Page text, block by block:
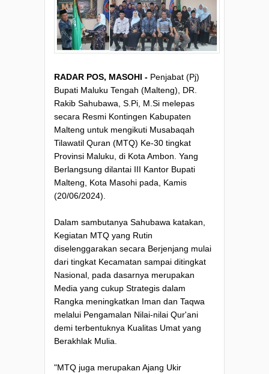
RADAR POS, MASOHI - Penjabat (Pj)
Bupati Maluku Tengah (Malteng), DR.
Rakib Sahubawa, S.Pi, M.Si melepas
secara Resmi Kontingen Kabupaten
Malteng untuk mengikuti Musabaqah
Tilawatil Quran (MTQ) Ke-30 tingkat
Provinsi Maluku, di Kota Ambon. Yang
Berlangsung dilantai III Kantor Bupati
Malteng, Kota Masohi pada, Kamis
(20/06/2024).
Dalam sambutanya Sahubawa katakan,
Kegiatan MTQ yang Rutin
diselenggarakan secara Berjenjang mulai
dari tingkat Kecamatan sampai ditingkat
Nasional, pada dasarnya merupakan
Media yang cukup Strategis dalam
Rangka meningkatkan Iman dan Taqwa
melalui Pengamalan Nilai-nilai Qur'ani
demi terbentuknya Kualitas Umat yang
Berakhlak Mulia.
"MTQ juga merupakan Ajang Ukir